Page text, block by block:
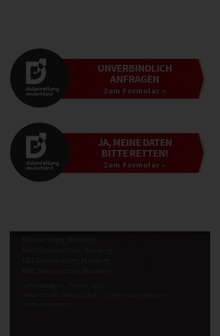
UNVERBINDLICH
ANFRAGEN
Zum Formular »
JA, MEINE DATEN
BITTE RETTEN!
Zum Formular »
Datenrettung Nürnberg
RAID Datenrettung Nürnberg
NAS Datenrettung Nürnberg
MAC Datenrettung Nürnberg
Sofortanalyse Preise
AGB
Impressum
Datenschutz
Cookie Einstellungen
Remotesupport